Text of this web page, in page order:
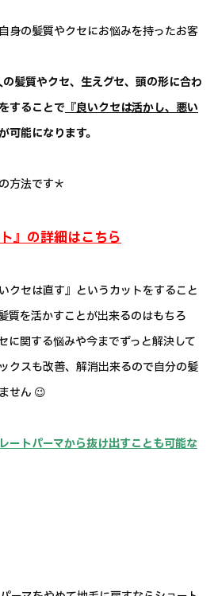
の髪質やクセにお悩みを持ったお客
髪質やクセ、生えグセ、頭の形に合わ
することで 『良いクセは活かし、悪い
可能になります。
方法です＊
の詳細はこちら
クセは直す』というカットをすること
質を活かすことが出来るのはもちろ
に関する悩みや今までずっと解決して
クスも改善、解消出来るので自分の髪
せん 😉
ートパーマから抜け出すことも可能な